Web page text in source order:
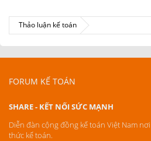
Thảo luận kế toán
FORUM KẾ TOÁN
SHARE - KẾT NỐI SỨC MẠNH
Diễn đàn cộng đồng kế toán Việt Nam
thức kế toán.